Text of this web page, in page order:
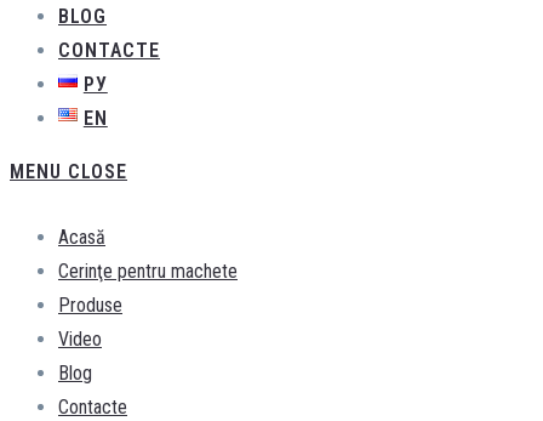
BLOG
CONTACTE
РУ
EN
MENU CLOSE
Acasă
Cerinţe pentru machete
Produse
Video
Blog
Contacte